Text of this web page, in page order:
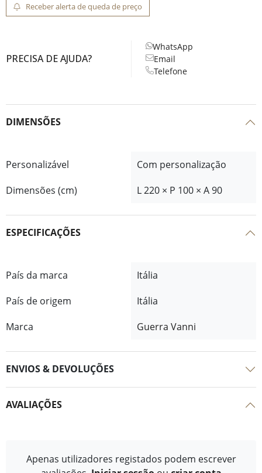
Receber alerta de queda de preço
PRECISA DE AJUDA?
WhatsApp
Email
Telefone
DIMENSÕES
Personalizável
Com personalização
Dimensões (cm)
L 220 × P 100 × A 90
ESPECIFICAÇÕES
País da marca
Itália
País de origem
Itália
Marca
Guerra Vanni
ENVIOS & DEVOLUÇÕES
AVALIAÇÕES
Apenas utilizadores registados podem escrever